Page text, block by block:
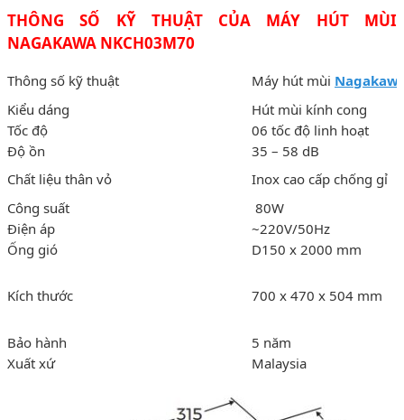
THÔNG SỐ KỸ THUẬT CỦA MÁY HÚT MÙI
NAGAKAWA NKCH03M70
Thông số kỹ thuật Máy hút mùi
Kiểu dáng
Hút mùi kính cong
Tốc độ
06 tốc độ linh hoạt
Độ ồn
35 – 58 dB
Chất liệu thân vỏ
Inox cao cấp chống gỉ
Công suất
80W
Điện áp
~220V/50Hz
Ống gió
D150 x 2000 mm
Kích thước 700 x 470 x 504 mm
Bảo hành
5 năm
Xuất xứ
Malaysia